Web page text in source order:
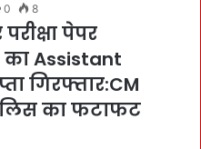
0 8
पेपर
Assistant
गिरफ्तार:CM
का फटाफट